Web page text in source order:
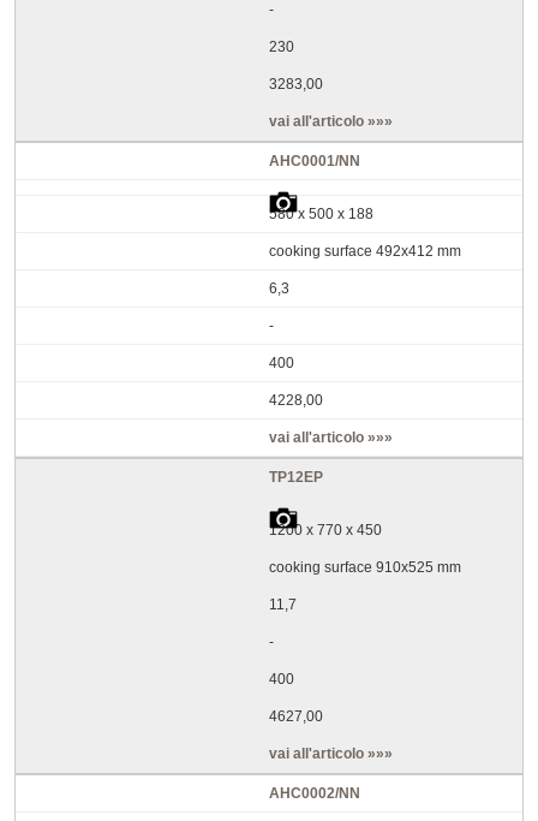
-
230
3283,00
vai all'articolo »»»
AHC0001/NN
580 x 500 x 188
cooking surface 492x412 mm
6,3
-
400
4228,00
vai all'articolo »»»
TP12EP
1200 x 770 x 450
cooking surface 910x525 mm
11,7
-
400
4627,00
vai all'articolo »»»
AHC0002/NN